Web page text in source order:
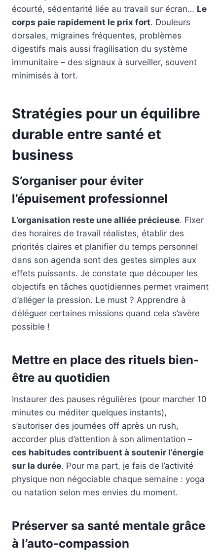
écourté, sédentarité liée au travail sur écran… Le
corps paie rapidement le prix fort. Douleurs
dorsales, migraines fréquentes, problèmes
digestifs mais aussi fragilisation du système
immunitaire – des signaux à surveiller, souvent
minimisés à tort.
Stratégies pour un équilibre
durable entre santé et
business
S’organiser pour éviter
l’épuisement professionnel
L’organisation reste une alliée précieuse. Fixer
des horaires de travail réalistes, établir des
priorités claires et planifier du temps personnel
dans son agenda sont des gestes simples aux
effets puissants. Je constate que découper les
objectifs en tâches quotidiennes permet vraiment
d’alléger la pression. Le must ? Apprendre à
déléguer certaines missions quand cela s’avère
possible !
Mettre en place des rituels bien-
être au quotidien
Instaurer des pauses régulières (pour marcher 10
minutes ou méditer quelques instants),
s’autoriser des journées off après un rush,
accorder plus d’attention à son alimentation –
ces habitudes contribuent à soutenir l’énergie
sur la durée. Pour ma part, je fais de l’activité
physique non négociable chaque semaine : yoga
ou natation selon mes envies du moment.
Préserver sa santé mentale grâce
à l’auto-compassion